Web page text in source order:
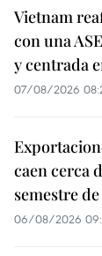
Vietnam
con una
y centrada
07/08/2026
caen cerca
semestre
06/08/2026